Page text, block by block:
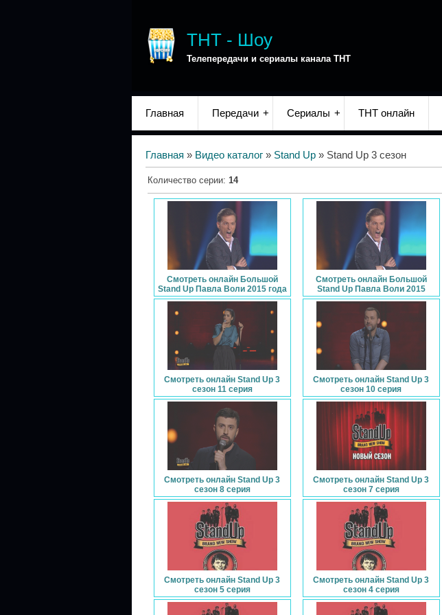
ТНТ - Шоу
Телепередачи и сериалы канала ТНТ
Главная Передачи Сериалы ТНТ онлайн
Главная » Видео каталог » Stand Up » Stand Up 3 сезон
Количество серии: 14
Смотреть онлайн Большой
Stand Up Павла Воли 2015 года
Смотреть онлайн Большой
Stand Up Павла Воли 2015
Смотреть онлайн Stand Up 3
сезон 11 серия
Смотреть онлайн Stand Up 3
сезон 10 серия
Смотреть онлайн Stand Up 3
сезон 8 серия
Смотреть онлайн Stand Up 3
сезон 7 серия
Смотреть онлайн Stand Up 3
сезон 5 серия
Смотреть онлайн Stand Up 3
сезон 4 серия